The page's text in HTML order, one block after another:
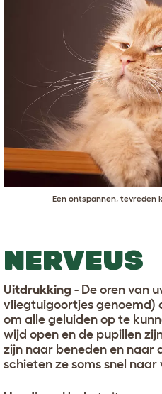
Een ontspannen, tevreden
NERVEUS
Uitdrukking - De oren van
vliegtuigoortjes genoemd)
om alle geluiden op te
wijd open en de pupillen
zijn naar beneden en naar
schieten ze soms snel naar